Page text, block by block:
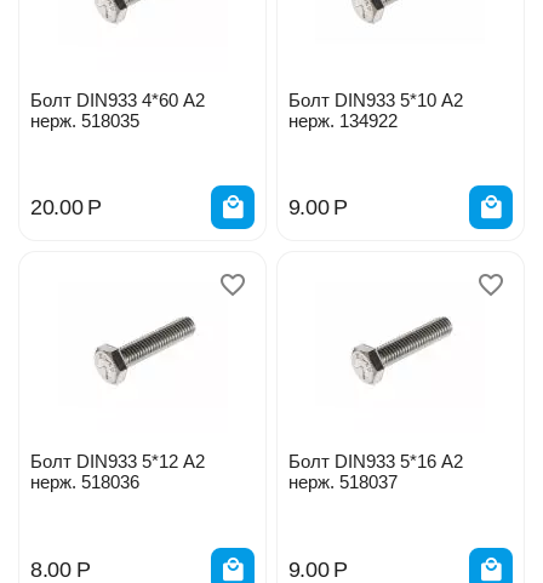
Болт DIN933 4*60 А2
нерж. 518035
20.00 Р
Болт DIN933 5*10 А2
нерж. 134922
9.00 Р
Болт DIN933 5*12 А2
нерж. 518036
8.00 Р
Болт DIN933 5*16 А2
нерж. 518037
9.00 Р